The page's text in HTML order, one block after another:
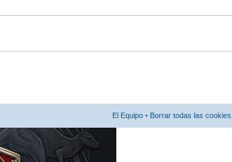
El Equipo • Borrar todas las cookies